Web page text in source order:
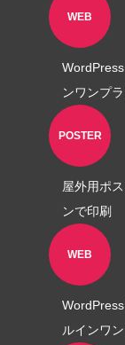
WEB
ンワンプ
POSTER
屋外用ポ
ンで印刷
WEB
ルインワ